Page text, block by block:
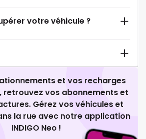
votre véhicule ?
et vos recharges
retrouvez vos abonnements et
Gérez vos véhicules et
la rue avec notre application
INDIGO Neo !